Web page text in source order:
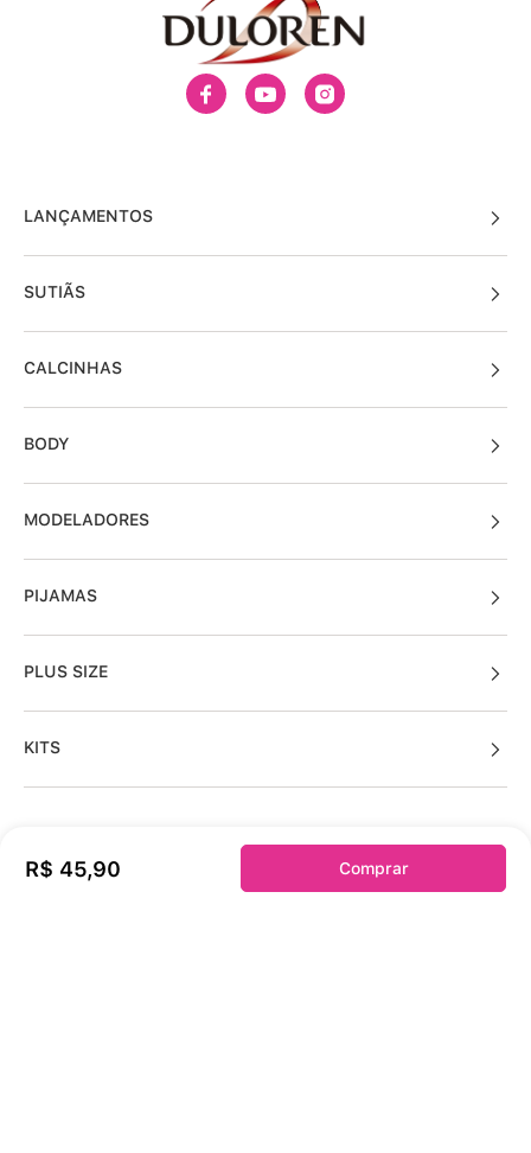
R$ 45,90 Comprar
LANÇAMENTOS
SUTIÃS
CALCINHAS
BODY
MODELADORES
PIJAMAS
PLUS SIZE
KITS
Sobre a duloren